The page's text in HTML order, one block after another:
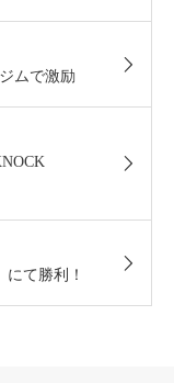
ムで激励
て勝利！